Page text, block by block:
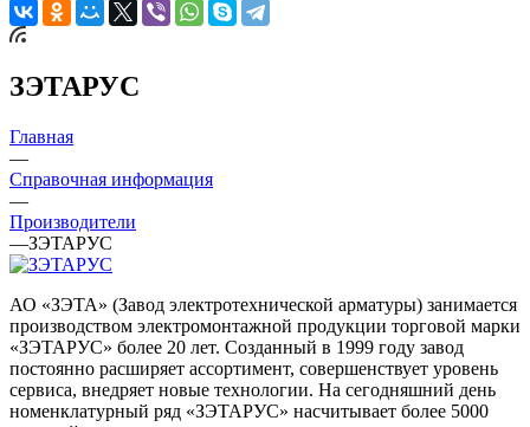
ЗЭТАРУС
Главная
—
Справочная информация
—
Производители
—ЗЭТАРУС
АО «ЗЭТА» (Завод электротехнической арматуры) занимается
производством электромонтажной продукции торговой марки
«ЗЭТАРУС» более 20 лет. Созданный в 1999 году завод
постоянно расширяет ассортимент, совершенствует уровень
сервиса, внедряет новые технологии. На сегодняшний день
номенклатурный ряд «ЗЭТАРУС» насчитывает более 5000